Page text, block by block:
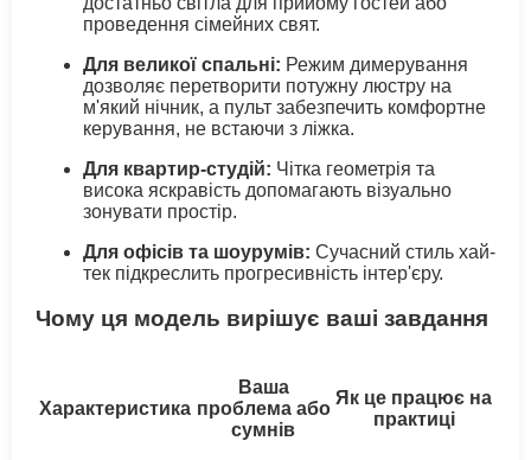
проведення сімейних свят.
Для великої спальні: Режим димерування
дозволяє перетворити потужну люстру на
м'який нічник, а пульт забезпечить комфортне
керування, не встаючи з ліжка.
Для квартир-студій: Чітка геометрія та
висока яскравість допомагають візуально
зонувати простір.
Для офісів та шоурумів: Сучасний стиль хай-
тек підкреслить прогресивність інтер'єру.
Чому ця модель вирішує ваші завдання
Характеристика
Ваша
проблема або
сумнів
Як це працює на
практиці